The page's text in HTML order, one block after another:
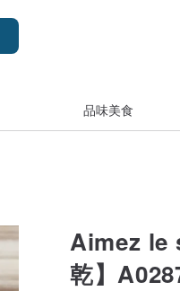
品味美食
Aimez le
乾】